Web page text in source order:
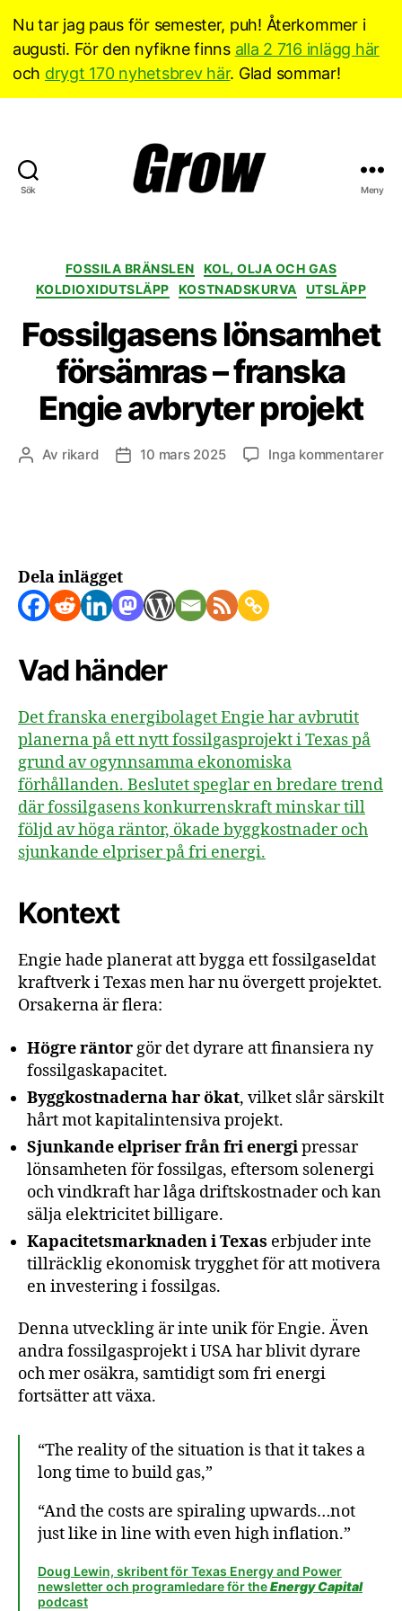
Nu tar jag paus för semester, puh! Återkommer i
augusti. För den nyfikne finns alla 2 716 inlägg här
och drygt 170 nyhetsbrev här. Glad sommar!
Sök Meny
Kategorier
FOSSILA BRÄNSLEN
KOL, OLJA OCH GAS
KOLDIOXIDUTSLÄPP
KOSTNADSKURVA UTSLÄPP
Fossilgasens lönsamhet
försämras – franska
Engie avbryter projekt
Inläggsförfattare
Av rikard Inläggsdatum
10 mars 2025 Inga kommentarertill
Dela inlägget
Vad händer
Det franska energibolaget Engie har avbrutit
planerna på ett nytt fossilgasprojekt i Texas på
grund av ogynnsamma ekonomiska
förhållanden. Beslutet speglar en bredare trend
där fossilgasens konkurrenskraft minskar till
följd av höga räntor, ökade byggkostnader och
sjunkande elpriser på fri energi.
Kontext
Engie hade planerat att bygga ett fossilgaseldat
kraftverk i Texas men har nu övergett projektet.
Orsakerna är flera:
Högre räntorgör det dyrare att finansiera ny
fossilgaskapacitet.
Byggkostnaderna har ökat, vilket slår särskilt
hårt mot kapitalintensiva projekt.
Sjunkande elpriser från fri energipressar
lönsamheten för fossilgas, eftersom solenergi
och vindkraft har låga driftskostnader och kan
sälja elektricitet billigare.
Kapacitetsmarknaden i Texas erbjuder inte
tillräcklig ekonomisk trygghet för att motivera
en investering i fossilgas.
Denna utveckling är inte unik för Engie. Även
andra fossilgasprojekt i USA har blivit dyrare
och mer osäkra, samtidigt som fri energi
fortsätter att växa.
“The reality of the situation is that it takes a
long time to build gas,”
“And the costs are spiraling upwards…not
just like in line with even high inflation.”
Doug Lewin, skribent för Texas Energy and Power
newsletter och programledare för theEnergy Capital
podcast